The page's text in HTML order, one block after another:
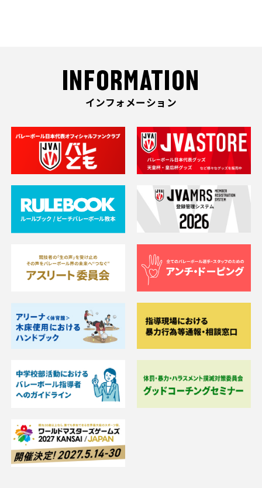
INFORMATION
インフォメーション